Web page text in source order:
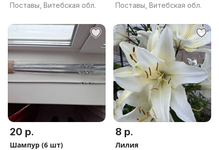
Поставы, Витебская обл. Поставы, Витебская обл.
20 р.
Шампур (6 шт)
8 р.
Лилия